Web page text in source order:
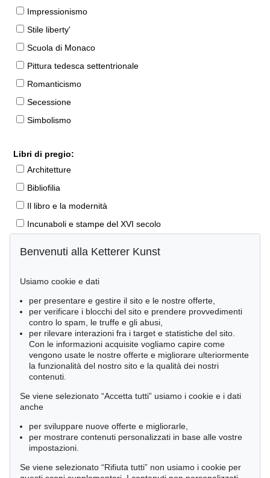
Impressionismo
Stile liberty'
Scuola di Monaco
Pittura tedesca settentrionale
Romanticismo
Secessione
Simbolismo
Libri di pregio:
Architetture
Bibliofilia
Il libro e la modernità
Incunaboli e stampe del XVI secolo
Prime edizioni
Manoscritti antichi
Autografi
Libri per bambini
Pietre miliari delle scienze naturali
Economia e diritto
Meraviglie della natura
Cimelia
Ordine:
Benvenuti alla Ketterer Kunst
Usiamo cookie e dati
per presentare e gestire il sito e le nostre offerte,
per verificare i blocchi del sito e prendere provvedimenti
contro lo spam, le truffe e gli abusi,
per rilevare interazioni fra i target e statistiche del sito.
Con le informazioni acquisite vogliamo capire come
vengono usate le nostre offerte e migliorare ulteriormente
la funzionalità del nostro sito e la qualità dei nostri
contenuti.
Se viene selezionato “Accetta tutti” usiamo i cookie e i dati
anche
per sviluppare nuove offerte e migliorarle,
per mostrare contenuti personalizzati in base alle vostre
impostazioni.
Se viene selezionato “Rifiuta tutti” non usiamo i cookie per